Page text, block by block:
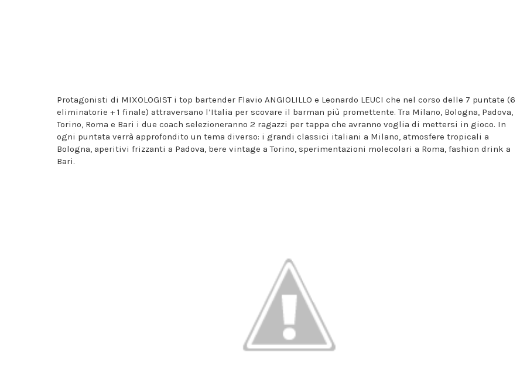
Protagonisti di MIXOLOGIST i top bartender Flavio ANGIOLILLO e Leonardo LEUCI che nel corso delle 7 puntate (6
eliminatorie + 1 finale) attraversano l’Italia per scovare il barman più promettente. Tra Milano, Bologna, Padova,
Torino, Roma e Bari i due coach selezioneranno 2 ragazzi per tappa che avranno voglia di mettersi in gioco. In
ogni puntata verrà approfondito un tema diverso: i grandi classici italiani a Milano, atmosfere tropicali a
Bologna, aperitivi frizzanti a Padova, bere vintage a Torino, sperimentazioni molecolari a Roma, fashion drink a
Bari.